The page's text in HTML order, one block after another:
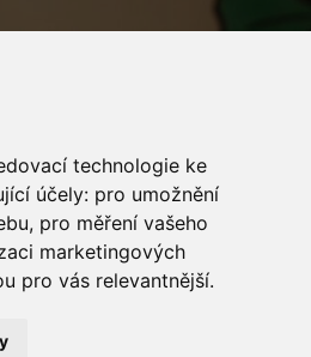
technologie ke
účely: pro umožnění
, pro měření vašeho
marketingových
pro vás relevantnější.